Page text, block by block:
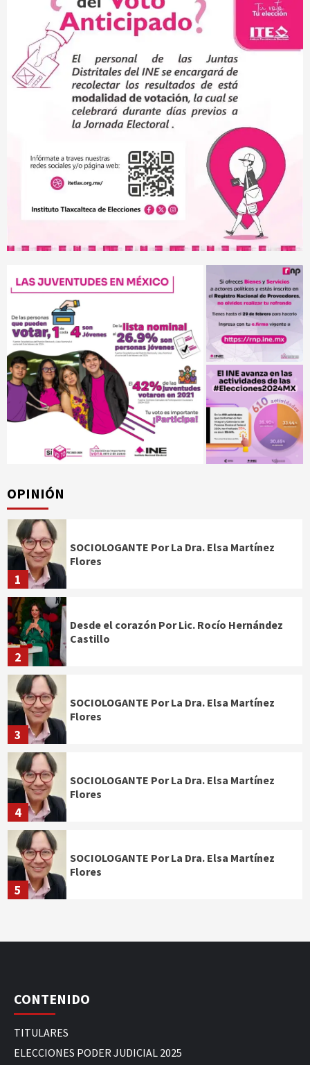
OPINIÓN
1
SOCIOLOGANTE Por La Dra. Elsa Martínez
Flores
2
Desde el corazón Por Lic. Rocío Hernández
Castillo
3
SOCIOLOGANTE Por La Dra. Elsa Martínez
Flores
4
SOCIOLOGANTE Por La Dra. Elsa Martínez
Flores
5
SOCIOLOGANTE Por La Dra. Elsa Martínez
Flores
CONTENIDO
TITULARES
ELECCIONES PODER JUDICIAL 2025